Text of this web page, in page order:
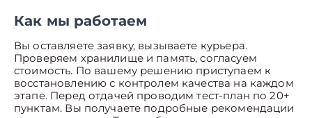
Как мы работаем
Вы оставляете заявку, вызываете курьера.
Проверяем хранилище и память, согласуем
стоимость. По вашему решению приступаем к
восстановлению с контролем качества на каждом
этапе. Перед отдачей проводим тест-план по 20+
пунктам. Вы получаете подробные рекомендации